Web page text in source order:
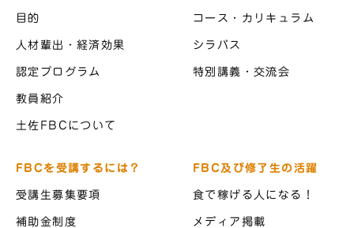
目的
人材輩出・経済効果
認定プログラム
教員紹介
土佐FBCについて
コース・カリキュラム
シラバス
特別講義・交流会
FBCを受講するには？
受講生募集要項
補助金制度
FBC及び修了生の活躍
食で稼げる人になる！
メディア掲載